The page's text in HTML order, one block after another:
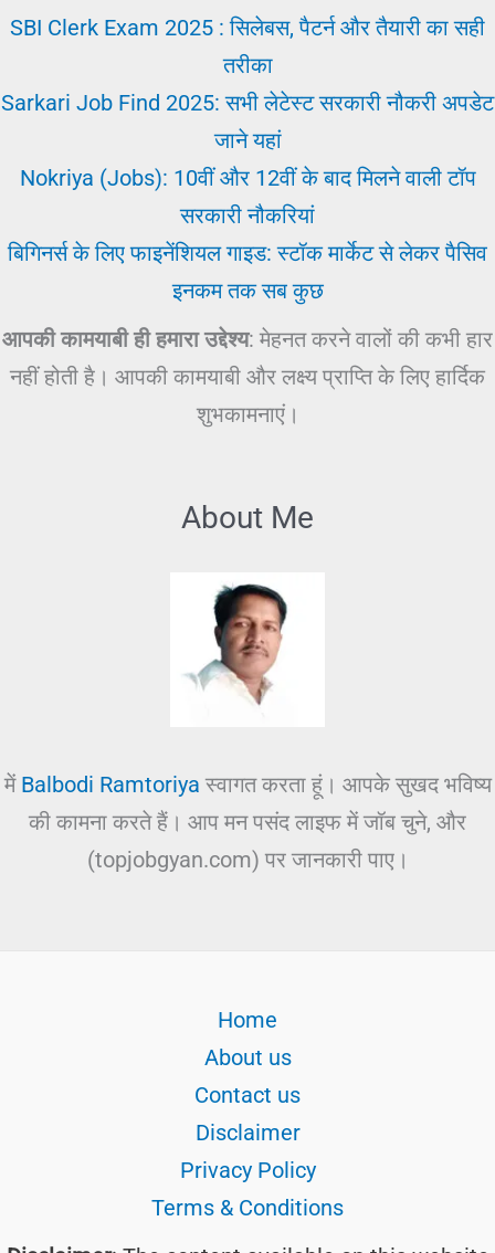
SBI Clerk Exam 2025 : सिलेबस, पैटर्न और तैयारी का सही
तरीका
Sarkari Job Find 2025: सभी लेटेस्ट सरकारी नौकरी अपडेट
जाने यहां
Nokriya (Jobs): 10वीं और 12वीं के बाद मिलने वाली टॉप
सरकारी नौकरियां
बिगिनर्स के लिए फाइनेंशियल गाइड: स्टॉक मार्केट से लेकर पैसिव
इनकम तक सब कुछ
आपकी कामयाबी ही हमारा उद्देश्य: मेहनत करने वालों की कभी हार
नहीं होती है। आपकी कामयाबी और लक्ष्य प्राप्ति के लिए हार्दिक
शुभकामनाएं।
About Me
में Balbodi Ramtoriya स्वागत करता हूं। आपके सुखद भविष्य
की कामना करते हैं। आप मन पसंद लाइफ में जॉब चुने, और
(topjobgyan.com) पर जानकारी पाए।
Home
About us
Contact us
Disclaimer
Privacy Policy
Terms & Conditions